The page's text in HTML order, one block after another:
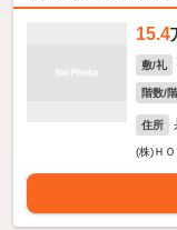
15.4
敷/礼
階数/
住所
(株)Ｈ